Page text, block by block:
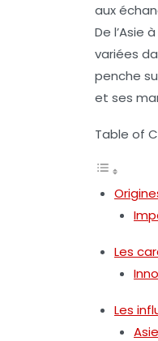
aux
De l’Asie
variées
penche
et ses
Table of
Les
Les